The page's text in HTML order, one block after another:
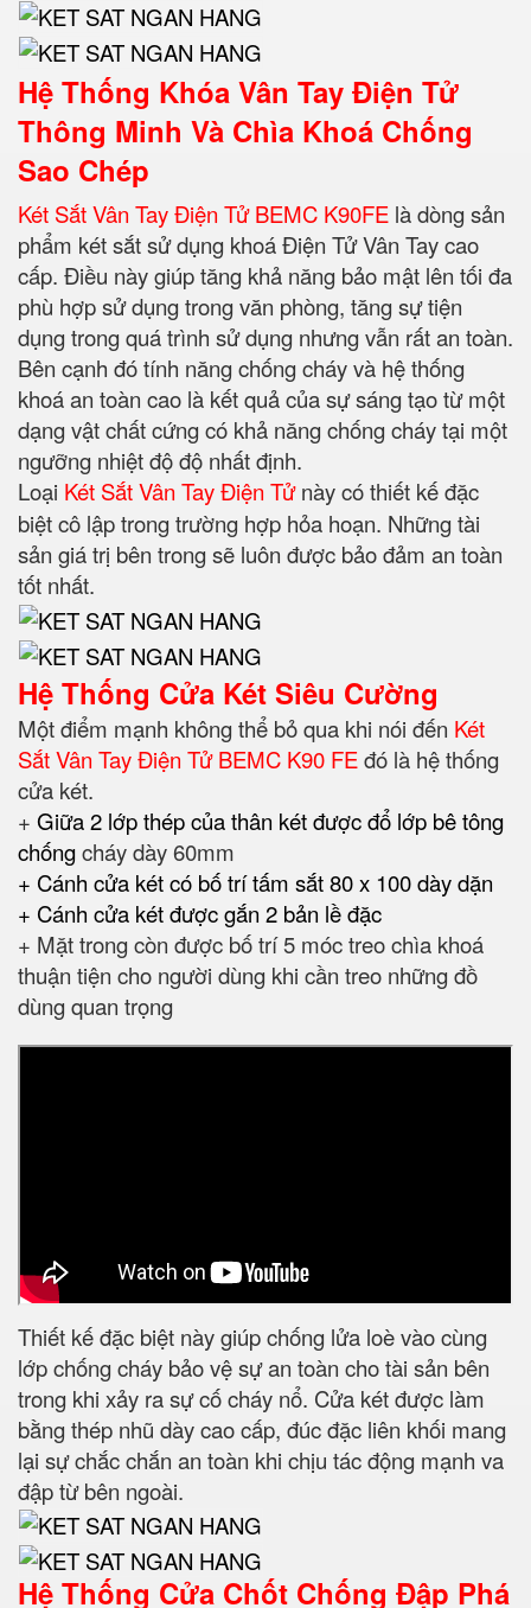
Hệ Thống Khóa Vân Tay Điện Tử
Thông Minh Và Chìa Khoá Chống
Sao Chép
Két Sắt Vân Tay Điện Tử BEMC K90FE là dòng sản
phẩm két sắt sử dụng khoá Điện Tử Vân Tay cao
cấp. Điều này giúp tăng khả năng bảo mật lên tối đa
phù hợp sử dụng trong văn phòng, tăng sự tiện
dụng trong quá trình sử dụng nhưng vẫn rất an toàn.
Bên cạnh đó tính năng chống cháy và hệ thống
khoá an toàn cao là kết quả của sự sáng tạo từ một
dạng vật chất cứng có khả năng chống cháy tại một
ngưỡng nhiệt độ độ nhất định.
Loại Két Sắt Vân Tay Điện Tử này có thiết kế đặc
biệt cô lập trong trường hợp hỏa hoạn. Những tài
sản giá trị bên trong sẽ luôn được bảo đảm an toàn
tốt nhất.
Hệ Thống Cửa Két Siêu Cường
Một điểm mạnh không thể bỏ qua khi nói đến Két
Sắt Vân Tay Điện Tử BEMC K90 FEđó là hệ thống
cửa két.
+ Giữa 2 lớp thép của thân két được đổ lớp bê tông
chốngcháy dày 60mm
+ Cánh cửa két có bố trí tấm sắt 80 x 100 dày dặn
+ Cánh cửa két được gắn 2 bản lề đặc
+ Mặt trong còn được bố trí 5 móc treo chìa khoá
thuận tiện cho người dùng khi cần treo những đồ
dùng quan trọng
Thiết kế đặc biệt này giúp chống lửa loè vào cùng
lớp chống cháy bảo vệ sự an toàn cho tài sản bên
trong khi xảy ra sự cố cháy nổ. Cửa két được làm
bằng thép nhũ dày cao cấp, đúc đặc liên khối mang
lại sự chắc chắn an toàn khi chịu tác động mạnh va
đập từ bên ngoài.
Hệ Thống Cửa Chốt Chống Đập Phá